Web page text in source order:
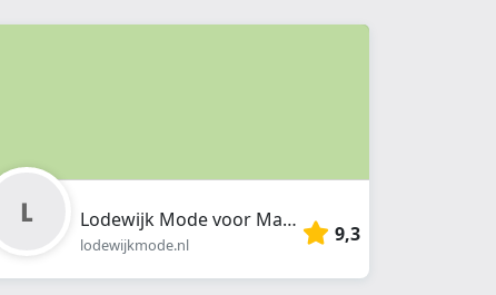
Lodewijk Mode voor Mannen
lodewijkmode.nl 9,3